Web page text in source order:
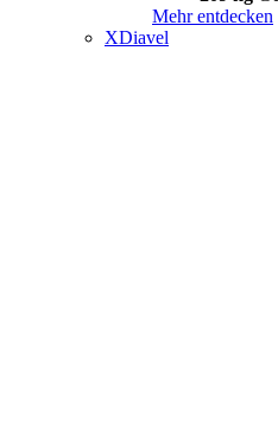
Mehr entdecken
XDiavel